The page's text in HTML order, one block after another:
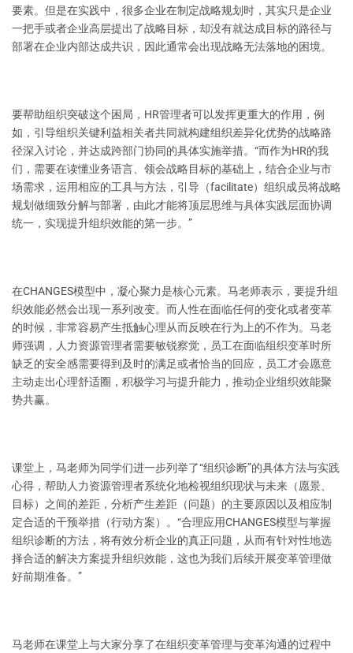
要素。但是在实践中，很多企业在制定战略规划时，其实只是企业
一把手或者企业高层提出了战略目标，却没有就达成目标的路径与
部署在企业内部达成共识，因此通常会出现战略无法落地的困境。
要帮助组织突破这个困局，HR管理者可以发挥更重大的作用，例
如，引导组织关键利益相关者共同就构建组织差异化优势的战略路
径深入讨论，并达成跨部门协同的具体实施举措。“而作为HR的我
们，需要在读懂业务语言、领会战略目标的基础上，结合企业与市
场需求，运用相应的工具与方法，引导（facilitate）组织成员将战略
规划做细致分解与部署，由此才能将顶层思维与具体实践层面协调
统一，实现提升组织效能的第一步。”
在CHANGES模型中，凝心聚力是核心元素。马老师表示，要提升组
织效能必然会出现一系列改变。而人性在面临任何的变化或者变革
的时候，非常容易产生抵触心理从而反映在行为上的不作为。马老
师强调，人力资源管理者需要敏锐察觉，员工在面临组织变革时所
缺乏的安全感需要得到及时的满足或者恰当的回应，员工才会愿意
主动走出心理舒适圈，积极学习与提升能力，推动企业组织效能聚
势共赢。
课堂上，马老师为同学们进一步列举了“组织诊断”的具体方法与实践
心得，帮助人力资源管理者系统化地检视组织现状与未来（愿景、
目标）之间的差距，分析产生差距（问题）的主要原因以及相应制
定合适的干预举措（行动方案）。“合理应用CHANGES模型与掌握
组织诊断的方法，将有效分析企业的真正问题，从而有针对性地选
择合适的解决方案提升组织效能，这也为我们后续开展变革管理做
好前期准备。”
马老师在课堂上与大家分享了在组织变革管理与变革沟通的过程中